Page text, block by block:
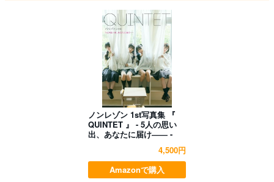
ノンレゾン 1st写真集 『
QUINTET 』 - 5人の思い
出、あなたに届け―― -
4,500円
Amazonで購入